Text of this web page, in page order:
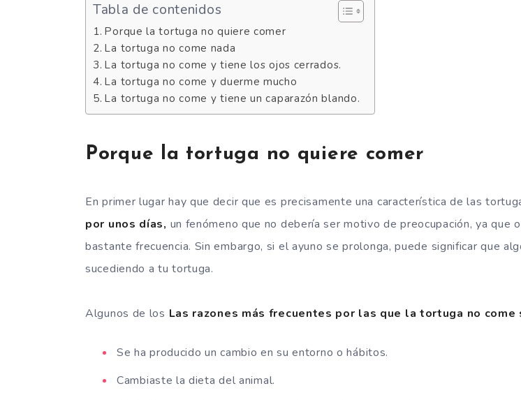
Tabla de contenidos
Porque la tortuga no quiere comer
La tortuga no come nada
La tortuga no come y tiene los ojos cerrados.
La tortuga no come y duerme mucho
La tortuga no come y tiene un caparazón blando.
Porque la tortuga no quiere comer
En primer lugar hay que decir que es precisamente una característica de las
por unos días, un fenómeno que no debería ser motivo de preocupación, ya que
bastante frecuencia. Sin embargo, si el ayuno se prolonga, puede significar que
sucediendo a tu tortuga.
Algunos de los Las razones más frecuentes por las que la tortuga no come
Se ha producido un cambio en su entorno o hábitos.
Cambiaste la dieta del animal.